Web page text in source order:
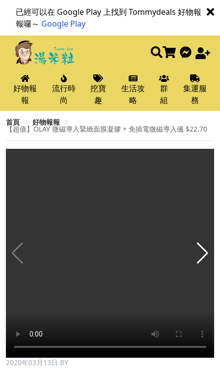
已經可以在 Google Play 上找到 Tommydeals 好物報
報囉～ Google Play
好物報
報
流行時
尚
挖寶
趣
生活攻
略
群
組
集運服
務
首頁 好物報報
【超值】OLAY 微磁導入緊緻面膜凝膠 + 免插電微磁導入儀 $22.70
2020年03月13日 BY